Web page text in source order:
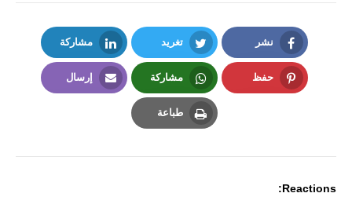
نشر
Facebook
تغريد
Twitter
مشاركة
LinkedIn
حفظ مشاركة
Whatsapp
إرسال
طباعة
Reactions: